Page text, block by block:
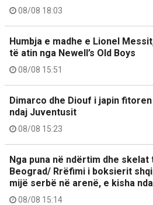
08/08 18:03
Humbja e madhe e Lionel
të atin nga Newell’s Old Boys
08/08 15:51
Dimarco dhe Diouf i japin
ndaj Juventusit
08/08 15:23
Nga puna në ndërtim dhe skelat
Beograd/ Rrëfimi i boksierit
mijë serbë në arenë, e kisha
08/08 15:14